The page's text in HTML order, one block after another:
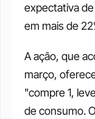
expectativa
em mais de
A ação, que
março,
"compre 1,
de consumo.